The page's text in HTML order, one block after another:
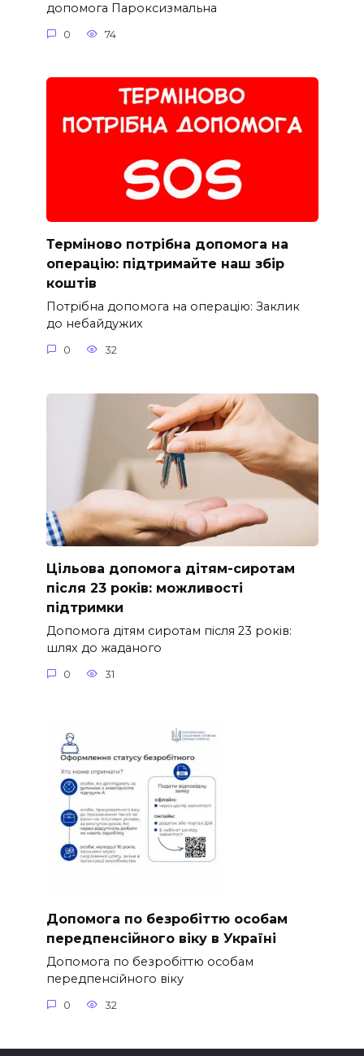
допомога Пароксизмальна
0 74
Терміново потрібна допомога на
операцію: підтримайте наш збір
коштів
Потрібна допомога на операцію: Заклик
до небайдужих
0 32
Цільова допомога дітям-сиротам
після 23 років: можливості
підтримки
Допомога дітям сиротам після 23 років:
шлях до жаданого
0 31
Допомога по безробіттю особам
передпенсійного віку в Україні
Допомога по безробіттю особам
передпенсійного віку
0 32